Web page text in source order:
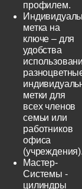
профилем.
метка на
ключе – для
удобства
метки для
всех членов
семьи или
работников
офиса
Мастер-
Системы -
цилиндры